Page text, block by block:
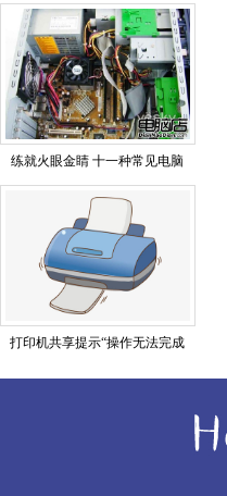
练就火眼金睛 十一种常见电脑
打印机共享提示“操作无法完成